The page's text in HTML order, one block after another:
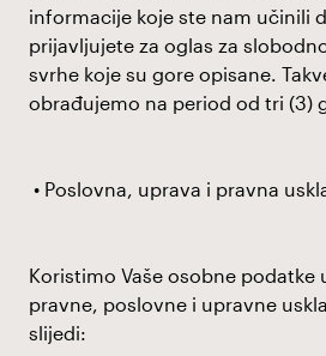
informacije koje ste nam učinili
prijavljujete za oglas za
svrhe koje su gore opisane.
obrađujemo na period od tri (3)
• Poslovna, uprava i pravna
Koristimo Vaše osobne podatke
pravne, poslovne i upravne
slijedi: